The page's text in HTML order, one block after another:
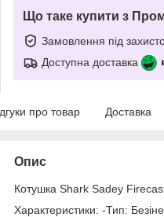
Що таке купити з
Замовлення під
Доступна доставка
про товар Доставка
Опис
Котушка Shark Sadey
Характеристики: -Тип: